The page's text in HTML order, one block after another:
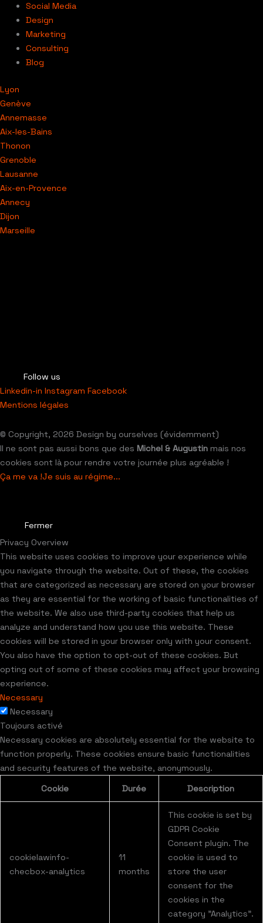
Social Media
Design
Marketing
Consulting
Blog
Lyon
Genève
Annemasse
Aix-les-Bains
Thonon
Grenoble
Lausanne
Aix-en-Provence
Annecy
Dijon
Marseille
Follow us
Linkedin-in Instagram Facebook
Mentions légales
© Copyright, 2026 Design by ourselves (évidemment)
Il ne sont pas aussi bons que des Michel & Augustin mais nos
cookies sont là pour rendre votre journée plus agréable !
Ça me va !Je suis au régime...
Fermer
Privacy Overview
This website uses cookies to improve your experience while
you navigate through the website. Out of these, the cookies
that are categorized as necessary are stored on your browser
as they are essential for the working of basic functionalities of
the website. We also use third-party cookies that help us
analyze and understand how you use this website. These
cookies will be stored in your browser only with your consent.
You also have the option to opt-out of these cookies. But
opting out of some of these cookies may affect your browsing
experience.
Necessary
Necessary
Toujours activé
Necessary cookies are absolutely essential for the website to
function properly. These cookies ensure basic functionalities
and security features of the website, anonymously.
Cookie
Durée Description
cookielawinfo-
checbox-analytics
11
months
This cookie is set by
GDPR Cookie
Consent plugin. The
cookie is used to
store the user
consent for the
cookies in the
category "Analytics".